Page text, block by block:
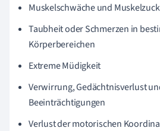
Muskelschwäche und
Taubheit oder Schmerzen in
Körperbereichen
Extreme Müdigkeit
Verwirrung, Gedächtnisverlust
Beeinträchtigungen
Verlust der motorischen